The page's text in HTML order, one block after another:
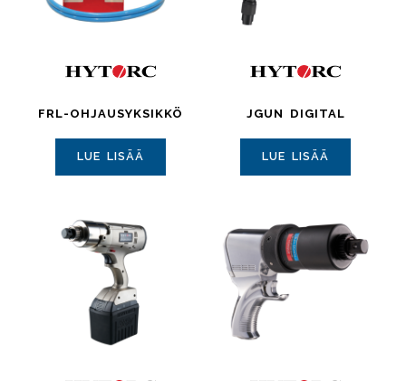
FRL-OHJAUSYKSIKKÖ
LUE LISÄÄ
JGUN DIGITAL
LUE LISÄÄ